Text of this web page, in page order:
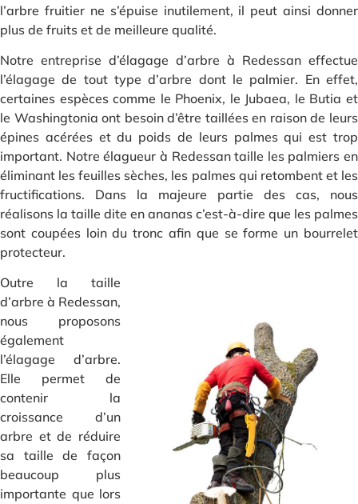
l’arbre fruitier ne s’épuise inutilement, il peut ainsi donner
plus de fruits et de meilleure qualité.
Notre entreprise d’élagage d’arbre à Redessan effectue
l’élagage de tout type d’arbre dont le palmier. En effet,
certaines espèces comme le Phoenix, le Jubaea, le Butia et
le Washingtonia ont besoin d’être taillées en raison de leurs
épines acérées et du poids de leurs palmes qui est trop
important. Notre élagueur à Redessan taille les palmiers en
éliminant les feuilles sèches, les palmes qui retombent et les
fructifications. Dans la majeure partie des cas, nous
réalisons la taille dite en ananas c’est-à-dire que les palmes
sont coupées loin du tronc afin que se forme un bourrelet
protecteur.
Outre la taille
d’arbre à Redessan,
nous proposons
également
l’élagage d’arbre.
Elle permet de
contenir la
croissance d’un
arbre et de réduire
sa taille de façon
beaucoup plus
importante que lors